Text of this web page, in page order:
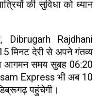
की सुविधा को ध्यान
Rajdhani
मिनट देरी से अपने गंतव्य
आगमन समय सुबह 06:20
Express भी अब 10
पहुंचेगी।